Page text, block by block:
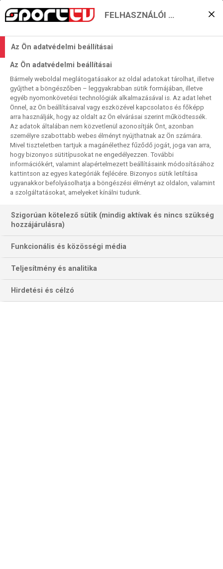
FELHASZNÁLÓI BEÁLLÍTÁSOK
Az Ön adatvédelmi beállításai
Az Ön adatvédelmi beállításai
Bármely weboldal meglátogatásakor az oldal adatokat tárolhat, illetve
gyűjthet a böngészőben – leggyakrabban sütik formájában, illetve
egyéb nyomonkövetési technológiák alkalmazásával is. Az adat lehet
Önnel, az Ön beállításaival vagy eszközével kapcsolatos és főképp
arra használják, hogy az oldalt az Ön elvárásai szerint működtessék.
Az adatok általában nem közvetlenül azonosítják Önt, azonban
személyre szabottabb webes élményt nyújthatnak az Ön számára.
Mivel tiszteletben tartjuk a magánélethez fűződő jogát, joga van arra,
hogy bizonyos sütitípusokat ne engedélyezzen. További
információkért, valamint alapértelmezett beállításaink módosításához
kattintson az egyes kategóriák fejlécére. Bizonyos sütik letiltása
ugyanakkor befolyásolhatja a böngészési élményt az oldalon, valamint
a szolgáltatásokat, amelyeket kínálni tudunk.
Szigorúan kötelező sütik (mindig aktívak és nincs szükség
hozzájárulásra)
Funkcionális és közösségi média
Teljesítmény és analitika
Hirdetési és célzó